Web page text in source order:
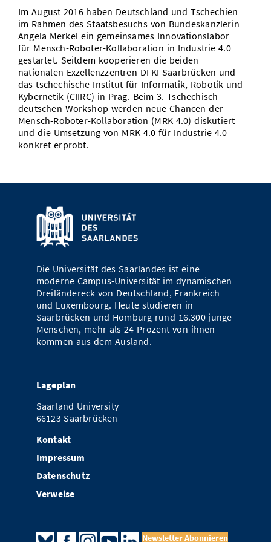
Vom Studium in den Beruf
Study Scheduler
Bibliothek
Open Science/Open Access
Start-ups
IT-Themenabend
Ranking
Zahlen & Fakten
Preise, Auszeichnungen und Förderungen
Kontakt
SIC Merchandise
SIC Podcast
Anfahrt
AnsprechpartnerInnen, Personen, Forschungsgruppen
Termine, Vorträge und Veranstaltungen
Alumni
Im August 2016 haben Deutschland und Tschechien
im Rahmen des Staatsbesuchs von Bundeskanzlerin
Angela Merkel ein gemeinsames Innovationslabor
für Mensch-Roboter-Kollaboration in Industrie 4.0
gestartet. Seitdem kooperieren die beiden
nationalen Exzellenzzentren DFKI Saarbrücken und
das tschechische Institut für Informatik, Robotik und
Kybernetik (CIIRC) in Prag. Beim 3. Tschechisch-
deutschen Workshop werden neue Chancen der
Mensch-Roboter-Kollaboration (MRK 4.0) diskutiert
und die Umsetzung von MRK 4.0 für Industrie 4.0
konkret erprobt.
Die Universität des Saarlandes ist eine
moderne Campus-Universität im dynamischen
Dreiländereck von Deutschland, Frankreich
und Luxembourg. Heute studieren in
Saarbrücken und Homburg rund 16.300 junge
Menschen, mehr als 24 Prozent von ihnen
kommen aus dem Ausland.
Lageplan
Saarland University
66123 Saarbrücken
Kontakt
Impressum
Datenschutz
Verweise
Newsletter Abonnieren